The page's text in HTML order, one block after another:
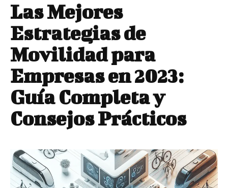
Las Mejores
Estrategias de
Movilidad para
Empresas en 2023:
Guía Completa y
Consejos Prácticos